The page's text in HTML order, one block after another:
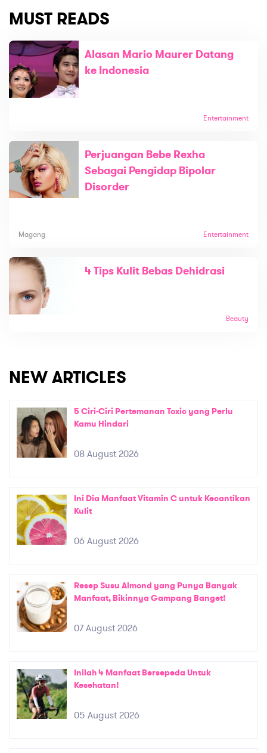
MUST READS
Alasan Mario Maurer Datang
ke Indonesia
Entertainment
Perjuangan Bebe Rexha
Sebagai Pengidap Bipolar
Disorder
Magang Entertainment
4 Tips Kulit Bebas Dehidrasi
Beauty
NEW ARTICLES
5 Ciri-Ciri Pertemanan Toxic yang Perlu
Kamu Hindari
08 August 2026
Ini Dia Manfaat Vitamin C untuk Kecantikan
Kulit
06 August 2026
Resep Susu Almond yang Punya Banyak
Manfaat, Bikinnya Gampang Banget!
07 August 2026
Inilah 4 Manfaat Bersepeda Untuk
Kesehatan!
05 August 2026